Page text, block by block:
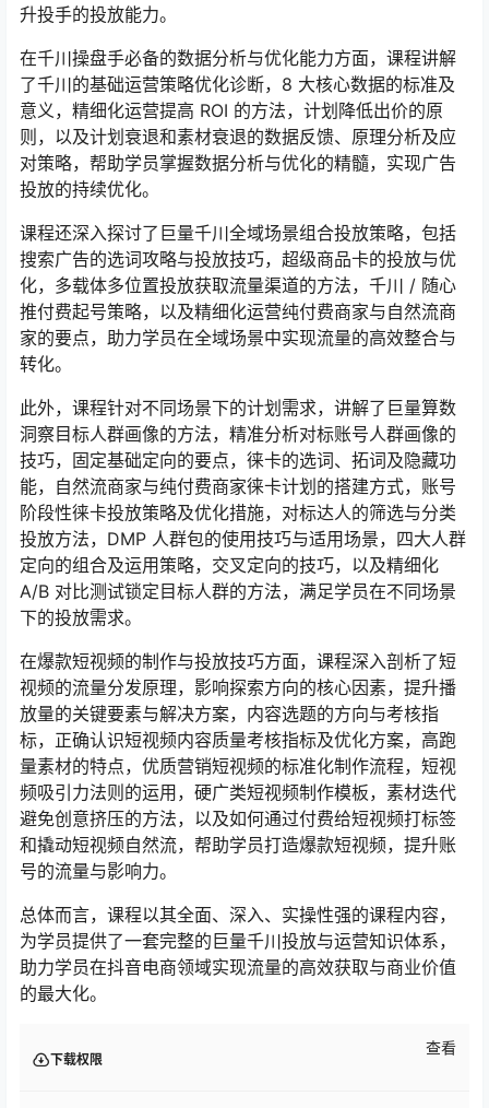
升投手的投放能力。
在千川操盘手必备的数据分析与优化能力方面，课程讲解
了千川的基础运营策略优化诊断，8 大核心数据的标准及
意义，精细化运营提高 ROI 的方法，计划降低出价的原
则，以及计划衰退和素材衰退的数据反馈、原理分析及应
对策略，帮助学员掌握数据分析与优化的精髓，实现广告
投放的持续优化。
课程还深入探讨了巨量千川全域场景组合投放策略，包括
搜索广告的选词攻略与投放技巧，超级商品卡的投放与优
化，多载体多位置投放获取流量渠道的方法，千川 / 随心
推付费起号策略，以及精细化运营纯付费商家与自然流商
家的要点，助力学员在全域场景中实现流量的高效整合与
转化。
此外，课程针对不同场景下的计划需求，讲解了巨量算数
洞察目标人群画像的方法，精准分析对标账号人群画像的
技巧，固定基础定向的要点，徕卡的选词、拓词及隐藏功
能，自然流商家与纯付费商家徕卡计划的搭建方式，账号
阶段性徕卡投放策略及优化措施，对标达人的筛选与分类
投放方法，DMP 人群包的使用技巧与适用场景，四大人群
定向的组合及运用策略，交叉定向的技巧，以及精细化
A/B 对比测试锁定目标人群的方法，满足学员在不同场景
下的投放需求。
在爆款短视频的制作与投放技巧方面，课程深入剖析了短
视频的流量分发原理，影响探索方向的核心因素，提升播
放量的关键要素与解决方案，内容选题的方向与考核指
标，正确认识短视频内容质量考核指标及优化方案，高跑
量素材的特点，优质营销短视频的标准化制作流程，短视
频吸引力法则的运用，硬广类短视频制作模板，素材迭代
避免创意挤压的方法，以及如何通过付费给短视频打标签
和撬动短视频自然流，帮助学员打造爆款短视频，提升账
号的流量与影响力。
总体而言，课程以其全面、深入、实操性强的课程内容，
为学员提供了一套完整的巨量千川投放与运营知识体系，
助力学员在抖音电商领域实现流量的高效获取与商业价值
的最大化。
下载权限
查看